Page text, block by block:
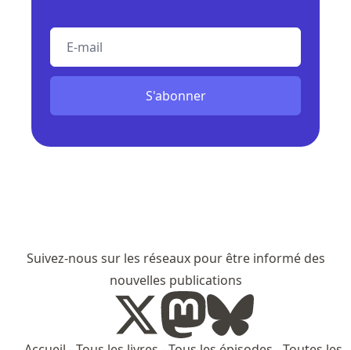
S'abonner
Suivez-nous sur les réseaux pour être informé des
nouvelles publications